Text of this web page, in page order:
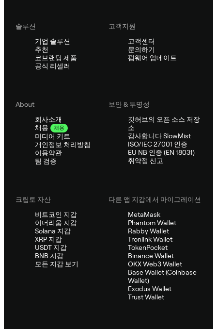
솔루션
기업 솔루션
추천
코브랜딩 제품
공식 리셀러
고객지원
고객센터
문의하기
펌웨어 업데이트
About
회사소개
채용
채용
미디어 키트
개인정보 처리방침
이용약관
팀 검증
보안 & 투명성
깃허브의 오픈 소스 저장
소
감사합니다 SlowMist
ISO/IEC 27001 인증
EU NB 인증 (EN 18031)
취약점 신고
크립토 자산
비트코인 지갑
이더리움 지갑
Solana 지갑
XRP 지갑
USDT 지갑
BNB 지갑
모든 지갑 보기
다른 앱 지갑에서 마이그레이션
MetaMask
Phantom Wallet
Rabby Wallet
Tronlink Wallet
TokenPocket
Binance Wallet
OKX Web3 Wallet
Base Wallet (Coinbase
Wallet)
Exodus Wallet
Trust Wallet